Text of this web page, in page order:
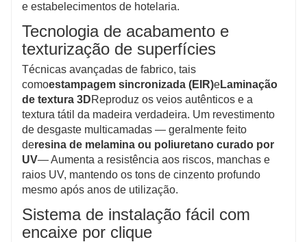
e estabelecimentos de hotelaria.
Tecnologia de acabamento e
texturização de superfícies
Técnicas avançadas de fabrico, tais
comoestampagem sincronizada (EIR)eLaminação
de textura 3DReproduz os veios autênticos e a
textura tátil da madeira verdadeira. Um revestimento
de desgaste multicamadas — geralmente feito
deresina de melamina ou poliuretano curado por
UV— Aumenta a resistência aos riscos, manchas e
raios UV, mantendo os tons de cinzento profundo
mesmo após anos de utilização.
Sistema de instalação fácil com
encaixe por clique